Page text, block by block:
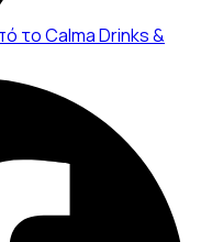
το Calma Drinks &